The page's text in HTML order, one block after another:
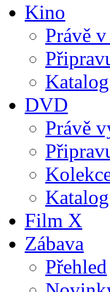
Kino
Právě
Katalog
DVD
Právě
Katalog
Film X
Zábava
Přehled